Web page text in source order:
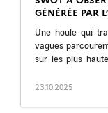
GÉNÉRÉE PAR
Une houle qui
vagues
sur les plus
23.10.2025